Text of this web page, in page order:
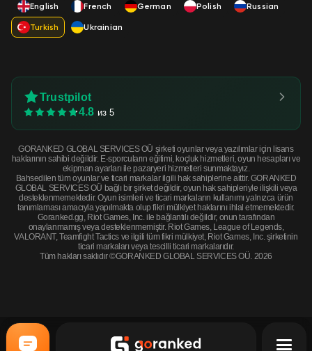
English French German Polish
Russian
Turkish
Ukrainian
Trustpilot
4.8 из 5
GORANKED GLOBAL SERVICES OÜ şirketi oyunlar veya yazılımlar için lisans
haklarının sahibi değildir. E-sporcuların eğitimi, koçluk hizmetleri, oyun hesapları ve
ekipman ayarları ile pazaryeri hizmetleri sunmaktayız.
Bahsedilen tüm oyunlar ve ticari markalar ilgili hak sahiplerine aittir. GORANKED
GLOBAL SERVICES OÜ bağlı bir şirket değildir, oyun hak sahipleriyle ilişkili veya
desteklenmemektedir. Oyun isimleri ve ticari markaların kullanımı yalnızca ürün
tanımlaması amacıyla yapılmakta olup fikri mülkiyet haklarını ihlal etmemektedir.
Goranked.gg, Riot Games, Inc. ile bağlantılı değildir, onun tarafından
onaylanmamış veya desteklenmemiştir. Riot Games, League of Legends,
VALORANT, Teamfight Tactics ve ilgili tüm fikri mülkiyet, Riot Games, Inc. şirketinin
ticari markaları veya tescilli ticari markalarıdır.
Tüm hakları saklıdır ©GORANKED GLOBAL SERVICES OÜ. 2026